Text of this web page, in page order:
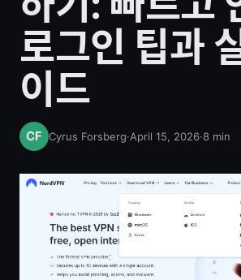
로그인 팁과
이드
Cyrus Forsberg·April 15, 2026·8 min